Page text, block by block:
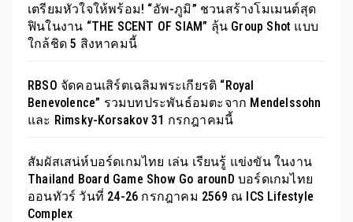
เตรียมหัวใจให้พร้อม! “อัพ-ภูมิ” ชวนสร้างโมเมนต์สุด
ฟินในงาน “THE SCENT OF SIAM” ลุ้น Group Shot แบบ
ใกล้ชิด 5 สิงหาคมนี้
RBSO จัดคอนเสิร์ตเฉลิมพระเกียรติ “Royal
Benevolence” รวมบทประพันธ์อมตะจาก Mendelssohn
และ Rimsky-Korsakov 31 กรกฎาคมนี้
สัมผัสเสน่ห์บอร์ดเกมไทย เล่น เรียนรู้ แข่งขัน ในงาน
Thailand Board Game Show Go arounD บอร์ดเกมไทย
ออนทัวร์ วันที่ 24-26 กรกฎาคม 2569 ณ ICS Lifestyle
Complex